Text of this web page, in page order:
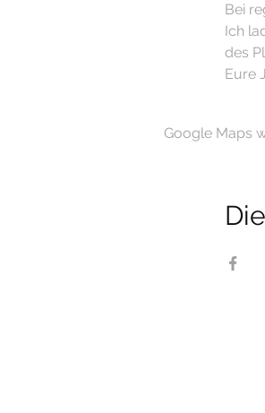
Bei
Ich
des
Eure
Google Maps